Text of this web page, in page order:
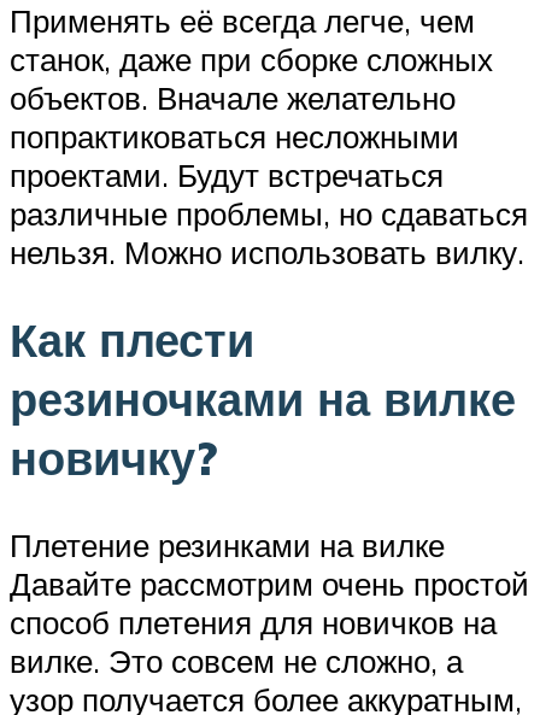
Применять её всегда легче, чем
станок, даже при сборке сложных
объектов. Вначале желательно
попрактиковаться несложными
проектами. Будут встречаться
различные проблемы, но сдаваться
нельзя. Можно использовать вилку.
Как плести
резиночками на вилке
новичку?
Плетение резинками на вилке
Давайте рассмотрим очень простой
способ плетения для новичков на
вилке. Это совсем не сложно, а
узор получается более аккуратным,